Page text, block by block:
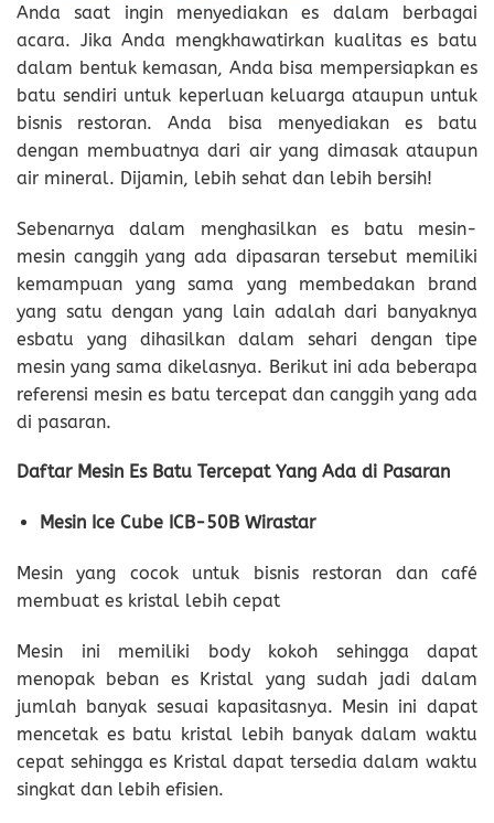
Anda saat ingin menyediakan es dalam berbagai
acara. Jika Anda mengkhawatirkan kualitas es batu
dalam bentuk kemasan, Anda bisa mempersiapkan es
batu sendiri untuk keperluan keluarga ataupun untuk
bisnis restoran. Anda bisa menyediakan es batu
dengan membuatnya dari air yang dimasak ataupun
air mineral. Dijamin, lebih sehat dan lebih bersih!
Sebenarnya dalam menghasilkan es batu mesin-
mesin canggih yang ada dipasaran tersebut memiliki
kemampuan yang sama yang membedakan brand
yang satu dengan yang lain adalah dari banyaknya
esbatu yang dihasilkan dalam sehari dengan tipe
mesin yang sama dikelasnya. Berikut ini ada beberapa
referensi mesin es batu tercepat dan canggih yang ada
di pasaran.
Daftar Mesin Es Batu Tercepat Yang Ada di Pasaran
Mesin Ice Cube ICB-50B Wirastar
Mesin yang cocok untuk bisnis restoran dan café
membuat es kristal lebih cepat
Mesin ini memiliki body kokoh sehingga dapat
menopak beban es Kristal yang sudah jadi dalam
jumlah banyak sesuai kapasitasnya. Mesin ini dapat
mencetak es batu kristal lebih banyak dalam waktu
cepat sehingga es Kristal dapat tersedia dalam waktu
singkat dan lebih efisien.